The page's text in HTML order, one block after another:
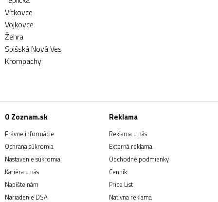
Vítkovce
Vojkovce
Žehra
Spišská Nová Ves
Krompachy
O Zoznam.sk
Právne informácie
Ochrana súkromia
Nastavenie súkromia
Kariéra u nás
Napíšte nám
Nariadenie DSA
Reklama
Reklama u nás
Externá reklama
Obchodné podmienky
Cenník
Price List
Natívna reklama